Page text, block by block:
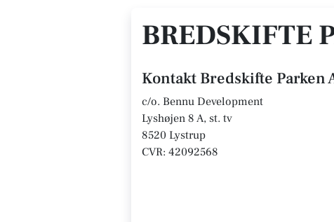
BREDSKIFTE
Kontakt Bredskifte Parken
c/o. Bennu Development
Lyshøjen 8 A, st. tv
8520 Lystrup
CVR: 42092568